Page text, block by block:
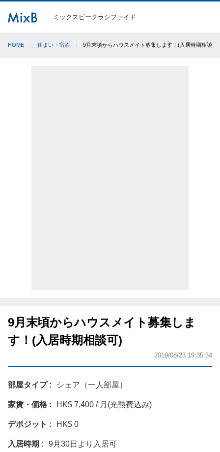
ミックスビークラシファイド
HOME 住まい・宿泊 9月末頃からハウスメイト募集します！(入居時期相談可)
9月末頃からハウスメイト募集しま
す！(入居時期相談可)
2019/08/23 19:35:54
部屋タイプ シェア（一人部屋）
家賃・価格 HK$ 7,400 / 月(光熱費込み)
デポジット HK$ 0
入居時期 9月30日より入居可